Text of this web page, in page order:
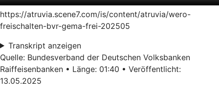
https://atruvia.scene7.com/is/content/atruvia/wero-
freischalten-bvr-gema-frei-202505
Transkript anzeigen
Quelle: Bundesverband der Deutschen Volksbanken
Raiffeisenbanken • Länge: 01:40 • Veröffentlicht:
13.05.2025